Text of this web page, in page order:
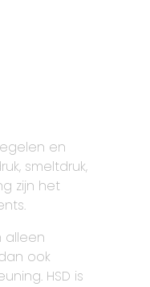
en
smeltdruk,
zijn het
alleen
ook
HSD is